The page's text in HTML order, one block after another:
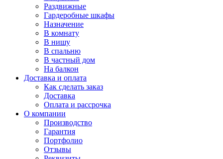
Раздвижные
Гардеробные шкафы
Назначение
В комнату
В нишу
В спальню
В частный дом
На балкон
Доставка и оплата
Как сделать заказ
Доставка
Оплата и рассрочка
О компании
Производство
Гарантия
Портфолио
Отзывы